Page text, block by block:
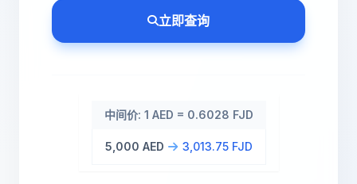
立即查询
中间价: 1 AED = 0.6028 FJD
5,000 AED 3,013.75 FJD